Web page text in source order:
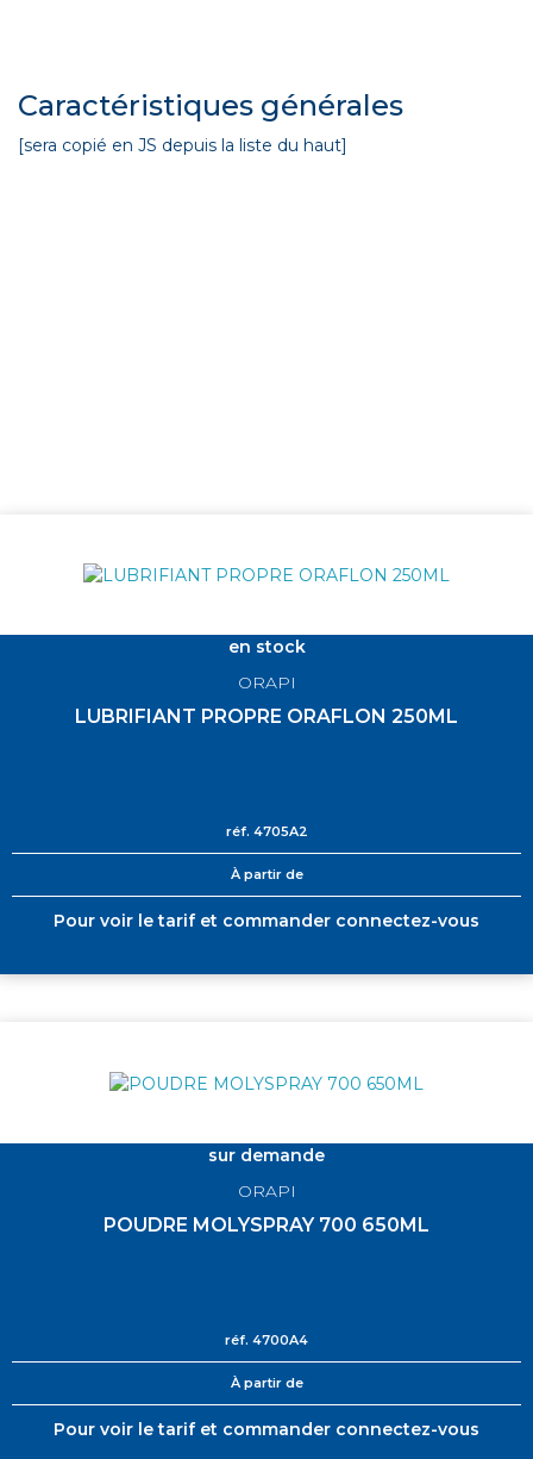
Caractéristiques générales
[sera copié en JS depuis la liste du haut]
en stock
ORAPI
LUBRIFIANT PROPRE ORAFLON 250ML
réf. 4705A2
À partir de
Pour voir le tarif et commander connectez-vous
sur demande
ORAPI
POUDRE MOLYSPRAY 700 650ML
réf. 4700A4
À partir de
Pour voir le tarif et commander connectez-vous